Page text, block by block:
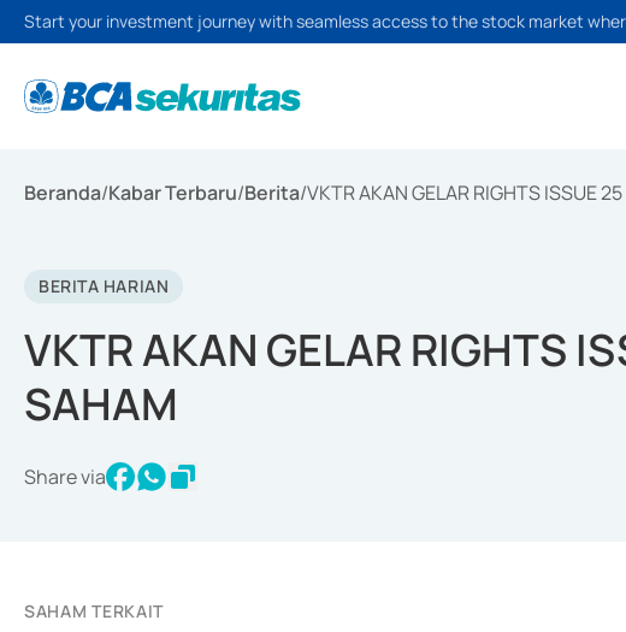
Start your investment journey with seamless access to the stock market
Beranda/Kabar Terbaru/Berita/VKTR AKAN GELAR RIGHTS ISSUE
BERITA HARIAN
VKTR AKAN GELAR RIGHTS
SAHAM
Share via
SAHAM TERKAIT